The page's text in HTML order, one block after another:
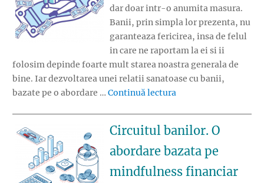
dar doar intr-o anumita masura.
Banii, prin simpla lor prezenta, nu
garanteaza fericirea, insa de felul
in care ne raportam la ei si ii
folosim depinde foarte mult starea noastra generala de
bine. Iar dezvoltarea unei relatii sanatoase cu banii,
bazate pe o abordare … Continuă lectura
Circuitul banilor. O
abordare bazata pe
mindfulness financiar